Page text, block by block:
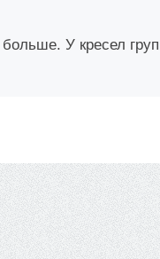
У кресел